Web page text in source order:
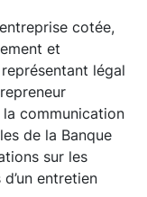
cotée,
et
légal
communication
de la Banque
sur les
entretien